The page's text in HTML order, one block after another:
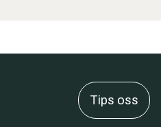
Tips oss